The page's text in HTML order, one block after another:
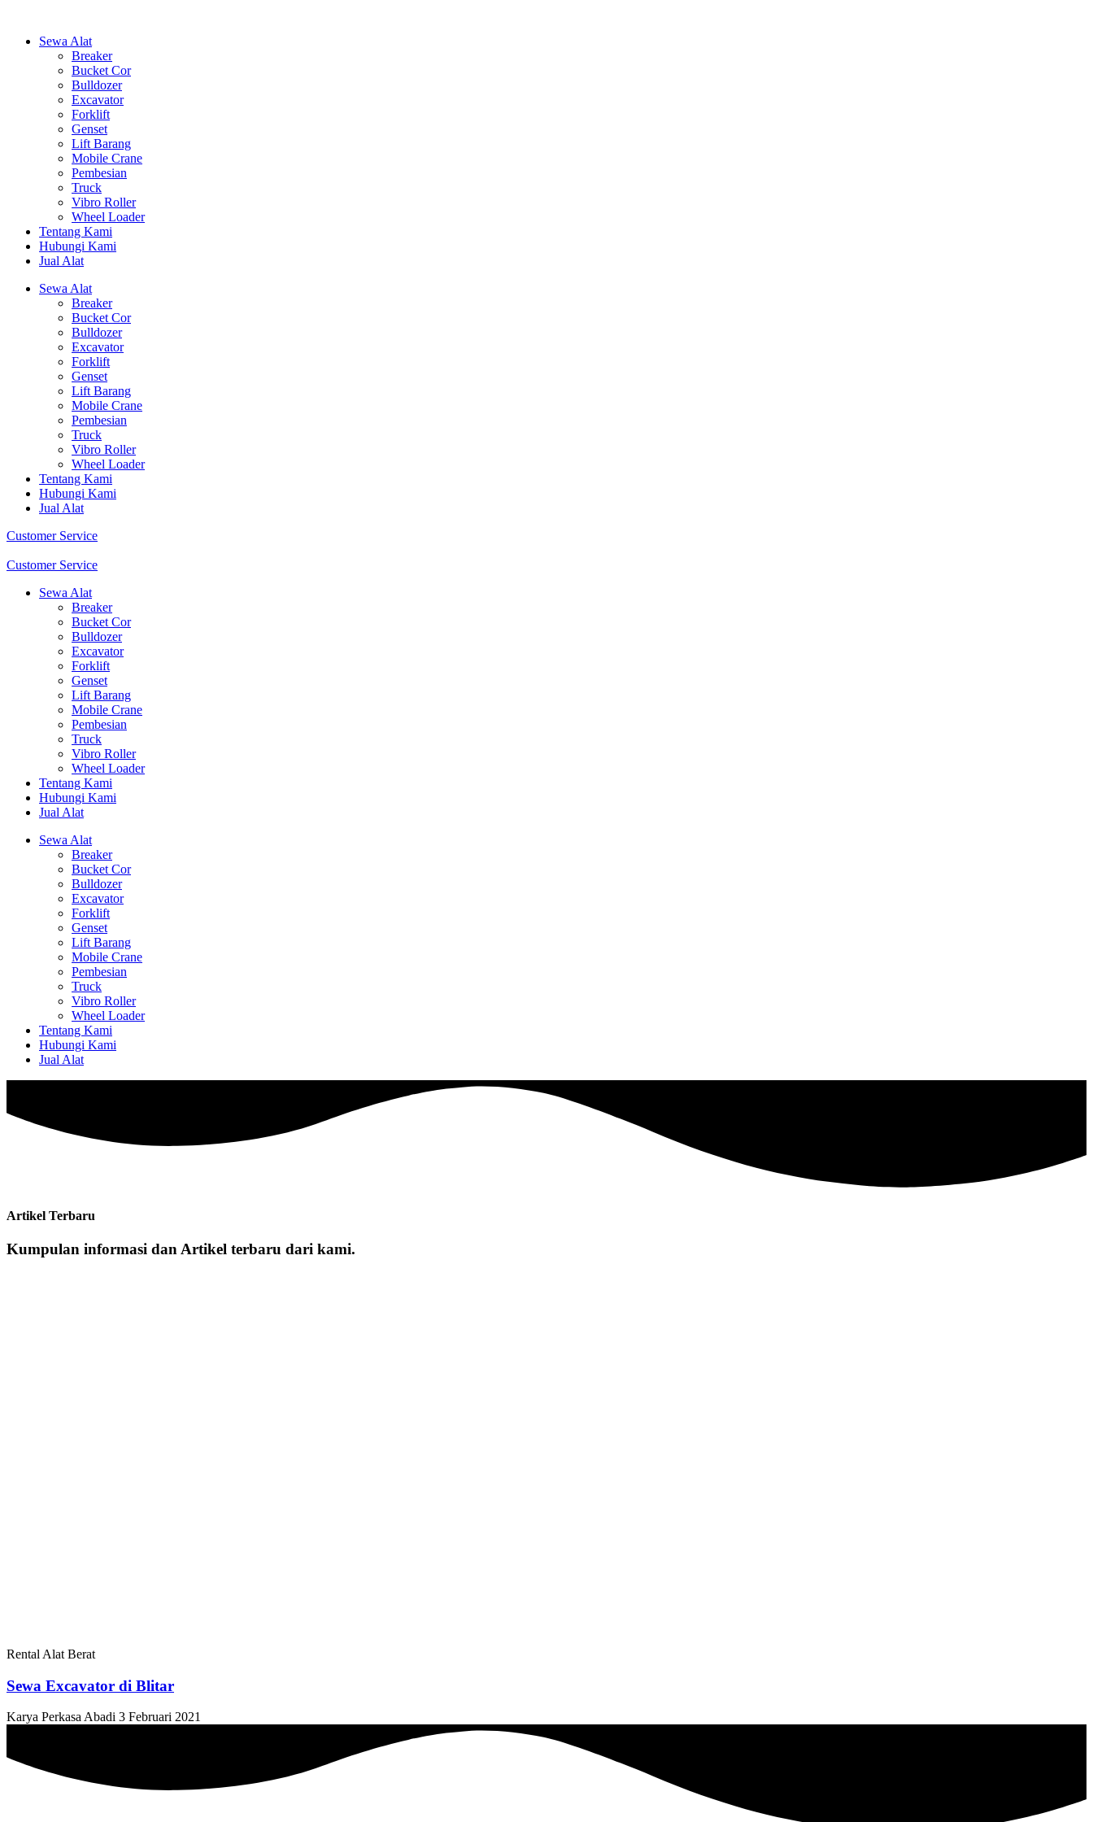
Sewa Alat
Breaker
Bucket Cor
Bulldozer
Excavator
Forklift
Genset
Lift Barang
Mobile Crane
Pembesian
Truck
Vibro Roller
Wheel Loader
Tentang Kami
Hubungi Kami
Jual Alat
Sewa Alat
Breaker
Bucket Cor
Bulldozer
Excavator
Forklift
Genset
Lift Barang
Mobile Crane
Pembesian
Truck
Vibro Roller
Wheel Loader
Tentang Kami
Hubungi Kami
Jual Alat
Customer Service
Customer Service
Sewa Alat
Breaker
Bucket Cor
Bulldozer
Excavator
Forklift
Genset
Lift Barang
Mobile Crane
Pembesian
Truck
Vibro Roller
Wheel Loader
Tentang Kami
Hubungi Kami
Jual Alat
Sewa Alat
Breaker
Bucket Cor
Bulldozer
Excavator
Forklift
Genset
Lift Barang
Mobile Crane
Pembesian
Truck
Vibro Roller
Wheel Loader
Tentang Kami
Hubungi Kami
Jual Alat
Artikel Terbaru
Kumpulan informasi dan Artikel terbaru dari kami.
Rental Alat Berat
Sewa Excavator di Blitar
Karya Perkasa Abadi 3 Februari 2021